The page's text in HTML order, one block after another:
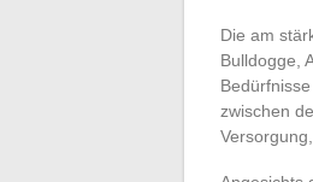
Die am
Bulldogge,
zwischen